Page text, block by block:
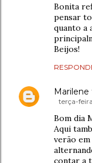
Bonita
pensar
quanto a
Beijos!
Marilene
terça-
Bom dia
Aqui
verão
contar a